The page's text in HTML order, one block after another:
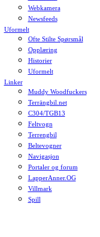
Webkamera
Newsfeeds
Uformelt
Ofte Stilte Spørsmål
Opplæring
Historier
Uformelt
Linker
Muddy Woodfuckers
Terrängbil.net
C304/TGB13
Feltvogn
Terrengbil
Beltevogner
Navigasjon
Portaler og forum
LapperAnner.OG
Villmark
Spill